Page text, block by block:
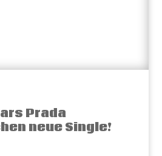
Prada
neue Single!